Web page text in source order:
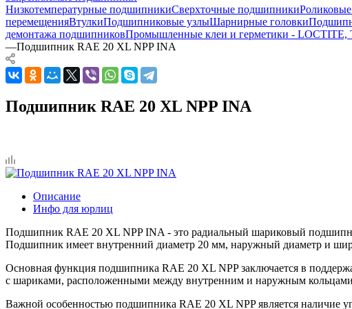
Низкотемпературные подшипникиСверхточные подшипники
перемещенияВтулкиПодшипниковые узлыШарнирные головки
демонтажа подшипниковПромышленные клеи и герметики - LOCTITE,
—Подшипник RAE 20 XL NPP INA
Подшипник RAE 20 XL NPP INA
Описание
Инфо для юрлиц
Подшипник RAE 20 XL NPP INA - это радиальный шариковый
Подшипник имеет внутренний диаметр 20 мм, наружный диаметр и
Основная функция подшипника RAE 20 XL NPP заключается в
с шариками, расположенными между внутренним и наружным
Важной особенностью подшипника RAE 20 XL NPP является наличие